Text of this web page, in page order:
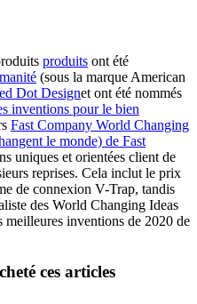
produits ont été
(sous la marque American
Dot Designet ont été nommés
inventions pour le bien
Fast Company World Changing
le monde) de Fast
uniques et orientées client de
reprises. Cela inclut le prix
de connexion V-Trap, tandis
des World Changing Ideas
meilleures inventions de 2020 de
ces articles